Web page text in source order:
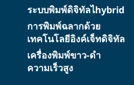
ระบบพิมพ์ดิจิทัลไhybrid
การพิมพ์ฉลากด้วย
เทคโนโลยีอิงค์เจ็ทดิจิทัล
เครื่องพิมพ์ขาว-ดำ
ความเร็วสูง